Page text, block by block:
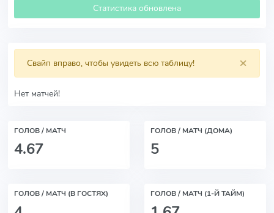
Статистика обновлена
×
Свайп вправо, чтобы увидеть всю таблицу!
Нет матчей!
ГОЛОВ / МАТЧ
4.67
ГОЛОВ / МАТЧ (ДОМА)
5
ГОЛОВ / МАТЧ (В ГОСТЯХ) ГОЛОВ / МАТЧ (1-Й ТАЙМ)